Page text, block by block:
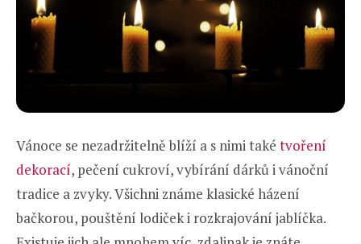
Vánoce se nezadržitelně blíží a s nimi také tvoření
dekorací, pečení cukroví, vybírání dárků i vánoční
tradice a zvyky. Všichni známe klasické házení
bačkorou, pouštění lodiček i rozkrajování jablíčka.